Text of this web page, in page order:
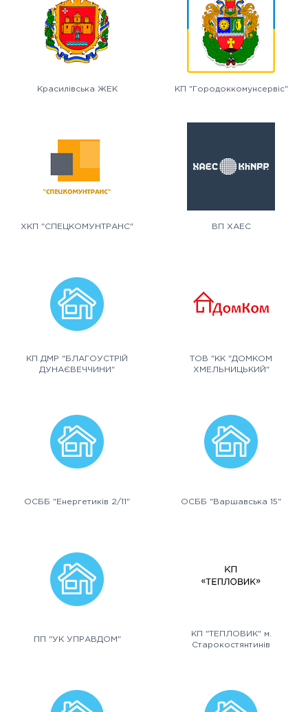
Красилівська ЖЕК КП "Городоккомунсервіс"
ХКП "СПЕЦКОМУНТРАНС" ВП ХАЕС
КП ДМР "БЛАГОУСТРІЙ
ДУНАЄВЕЧЧИНИ"
ТОВ "КК "ДОМКОМ
ХМЕЛЬНИЦЬКИЙ"
ОСББ "Енергетиків 2/11" ОСББ "Варшавська 15"
ПП "УК УПРАВДОМ"
КП "ТЕПЛОВИК" м.
Старокостянтинів